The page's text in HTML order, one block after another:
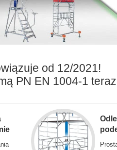
od 12/2021!
PN EN 1004-1